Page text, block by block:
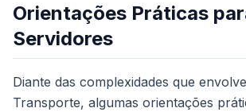
Orientações Práticas
Servidores
Diante das complexidades que
Transporte, algumas orientações